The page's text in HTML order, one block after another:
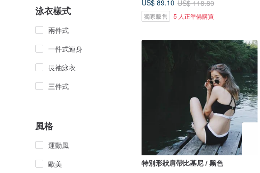
泳衣樣式
兩件式
一件式連身
長袖泳衣
三件式
風格
運動風
歐美
US$ 89.10 US$ 118.80
獨家販售 5 人正準備購買
特別形狀肩帶比基尼 / 黑色